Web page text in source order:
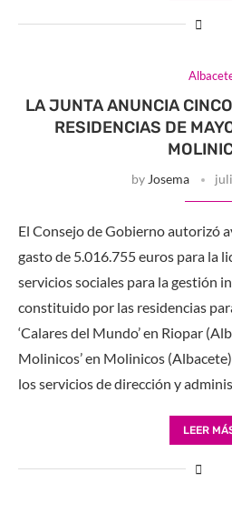
LA JUNTA ANUNCIA
RESIDENCIAS DE
by Josema
El Consejo de Gobierno autorizó
gasto de 5.016.755 euros para la
servicios sociales para la gestión
constituido por las residencias
‘Calares del Mundo’ en Riopar
Molinicos’ en Molinicos
los servicios de dirección y
LEER